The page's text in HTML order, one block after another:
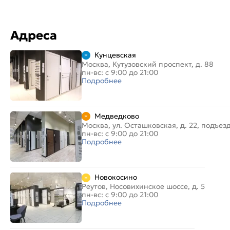
Адреса
Кунцевская
Москва, Кутузовский проспект, д. 88
пн-вс: с 9:00 до 21:00
Подробнее
Медведково
Москва, ул. Осташковская, д. 22,
пн-вс: с 9:00 до 21:00
Подробнее
Новокосино
Реутов, Носовихинское шоссе, д. 5
пн-вс: с 9:00 до 21:00
Подробнее